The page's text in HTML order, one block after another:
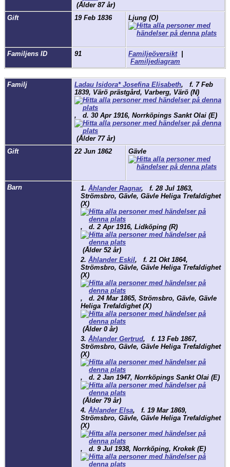
(Ålder 87 år)
Gift
19 Feb 1836 Ljung (O)
Familjens ID 91 Familjeöversikt|
Familjediagram
Familj Ladau Isidora* Josefina Elisabeth, f. 7 Feb
1839, Värö prästgård, Varberg, Värö (N)
, d. 30 Apr 1916, Norrköpings Sankt Olai (E)
(Ålder 77 år)
Gift
22 Jun 1862 Gävle
Barn 1. Åhlander Ragnar, f. 28 Jul 1863,
Strömsbro, Gävle, Gävle Heliga Trefaldighet
(X)
, d. 2 Apr 1916, Lidköping (R)
(Ålder 52 år)
2. Åhlander Eskil, f. 21 Okt 1864,
Strömsbro, Gävle, Gävle Heliga Trefaldighet
(X)
, d. 24 Mar 1865, Strömsbro, Gävle, Gävle
Heliga Trefaldighet (X)
(Ålder 0 år)
3. Åhlander Gertrud, f. 13 Feb 1867,
Strömsbro, Gävle, Gävle Heliga Trefaldighet
(X)
, d. 2 Jan 1947, Norrköpings Sankt Olai (E)
(Ålder 79 år)
4. Åhlander Elsa, f. 19 Mar 1869,
Strömsbro, Gävle, Gävle Heliga Trefaldighet
(X)
, d. 9 Jul 1938, Norrköping, Krokek (E)